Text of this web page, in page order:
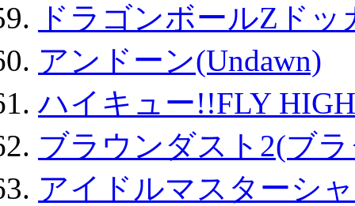
ドラゴンボールZド
アンドーン(Undawn)
ハイキュー!!FLY HIGH
ブラウンダスト2(ブ
アイドルマスターシ